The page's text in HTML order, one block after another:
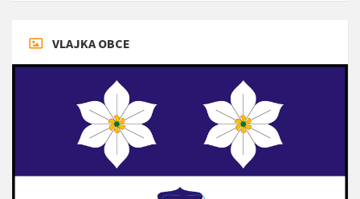
VLAJKA OBCE